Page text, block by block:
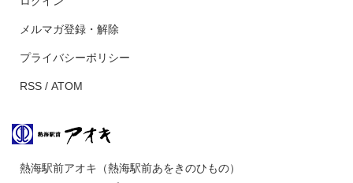
熱海駅前アオキ（熱海駅前あをきのひもの）
メルマガ登録・解除
プライバシーポリシー
RSS /ATOM